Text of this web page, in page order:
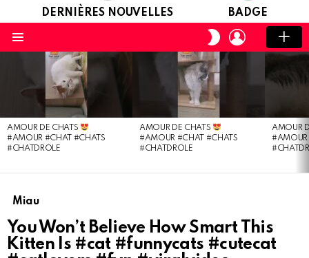
DERNIÈRES NOUVELLES BADGE
CHANGER
DE
PEAU
CONNEXION
DERNIÈRES
NOUVELLES
AMOUR DE CHATS
#AMOUR #CHAT #CHATS
#CHATDROLE
AMOUR DE CHATS
#AMOUR #CHAT #CHATS
#CHATDROLE
AMOUR
#AMOUR
Miau
You Won’t Believe How Smart This
Kitten Is #cat #funnycats #cutecat